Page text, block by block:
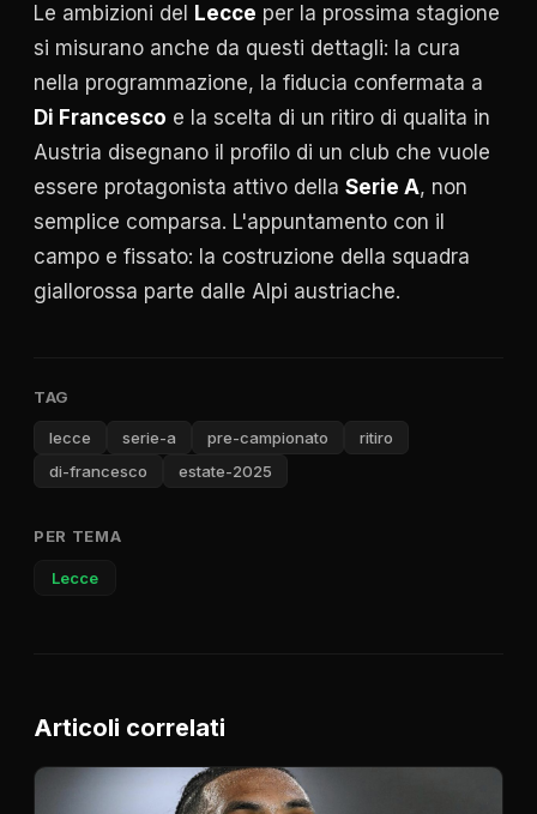
Le ambizioni del Lecce per la prossima stagione
si misurano anche da questi dettagli: la cura
nella programmazione, la fiducia confermata a
Di Francesco e la scelta di un ritiro di qualita in
Austria disegnano il profilo di un club che vuole
essere protagonista attivo della Serie A, non
semplice comparsa. L'appuntamento con il
campo e fissato: la costruzione della squadra
giallorossa parte dalle Alpi austriache.
TAG
lecce serie-a pre-campionato
ritiro
di-francesco
estate-2025
PER TEMA
Lecce
Articoli correlati